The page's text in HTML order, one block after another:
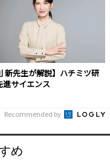
新先生が解説】ハチミツ研
進サイエンス
Recommended by
め